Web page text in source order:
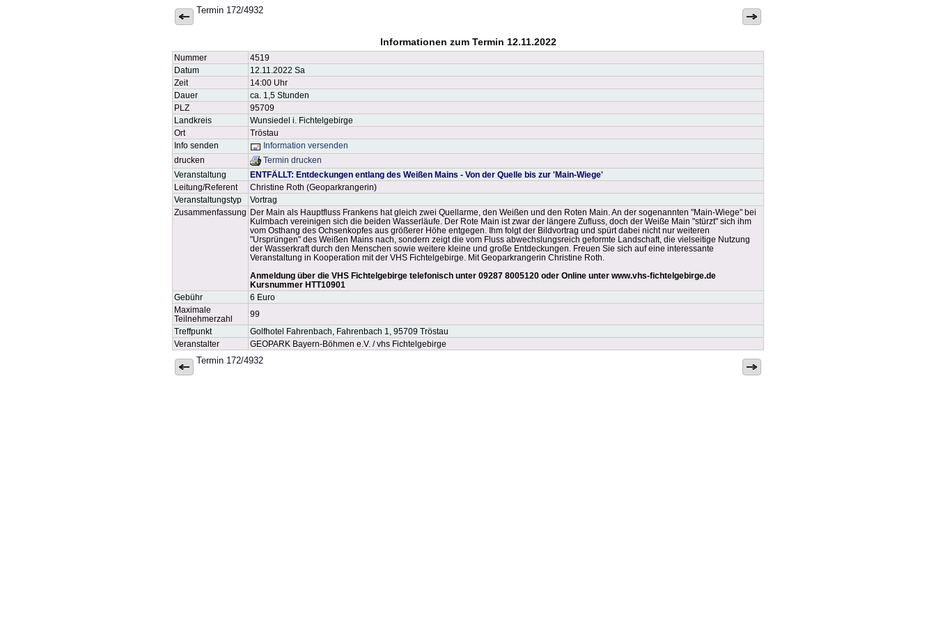
Termin 172/4932
Informationen zum Termin 12.11.2022
Nummer
4519
Datum
12.11.2022 Sa
Zeit
14:00 Uhr
Dauer
ca. 1,5 Stunden
PLZ
95709
Landkreis
Wunsiedel i. Fichtelgebirge
Ort
Tröstau
Info senden
Information versenden
drucken
Termin drucken
Veranstaltung
ENTFÄLLT: Entdeckungen entlang des Weißen Mains - Von der Quelle bis zur 'Main-Wiege'
Leitung/Referent
Christine Roth (Geoparkrangerin)
Veranstaltungstyp
Vortrag
Zusammenfassung Der Main als Hauptfluss Frankens hat gleich zwei Quellarme, den Weißen und den Roten Main. An der sogenannten "Main-Wiege" bei
Kulmbach vereinigen sich die beiden Wasserläufe. Der Rote Main ist zwar der längere Zufluss, doch der Weiße Main "stürzt" sich ihm
vom Osthang des Ochsenkopfes aus größerer Höhe entgegen. Ihm folgt der Bildvortrag und spürt dabei nicht nur weiteren
"Ursprüngen" des Weißen Mains nach, sondern zeigt die vom Fluss abwechslungsreich geformte Landschaft, die vielseitige Nutzung
der Wasserkraft durch den Menschen sowie weitere kleine und große Entdeckungen. Freuen Sie sich auf eine interessante
Veranstaltung in Kooperation mit der VHS Fichtelgebirge. Mit Geoparkrangerin Christine Roth.
Anmeldung über die VHS Fichtelgebirge telefonisch unter 09287 8005120 oder Online unter www.vhs-fichtelgebirge.de
Kursnummer HTT10901
Gebühr
6 Euro
Maximale
Teilnehmerzahl
99
Treffpunkt
Golfhotel Fahrenbach, Fahrenbach 1, 95709 Tröstau
Veranstalter
GEOPARK Bayern-Böhmen e.V. / vhs Fichtelgebirge
Termin 172/4932